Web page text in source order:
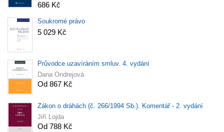
686 Kč
Soukromé právo
5 029 Kč
Průvodce uzavíráním smluv. 4. vydání
Dana Ondrejová
Od 867 Kč
Zákon o dráhách (č. 266/1994 Sb.). Komentář - 2. vydání
Jiří Lojda
Od 788 Kč